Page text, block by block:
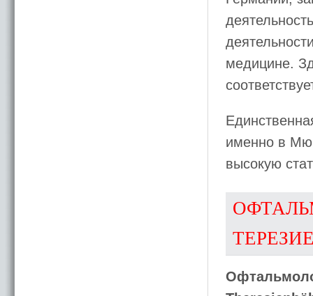
медицине.
именно в
высокую